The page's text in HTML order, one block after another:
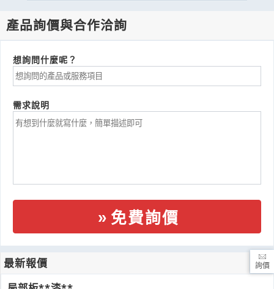
產品詢價與合作洽詢
想詢問什麼呢？
需求說明
免費詢價
最新報價 詢價